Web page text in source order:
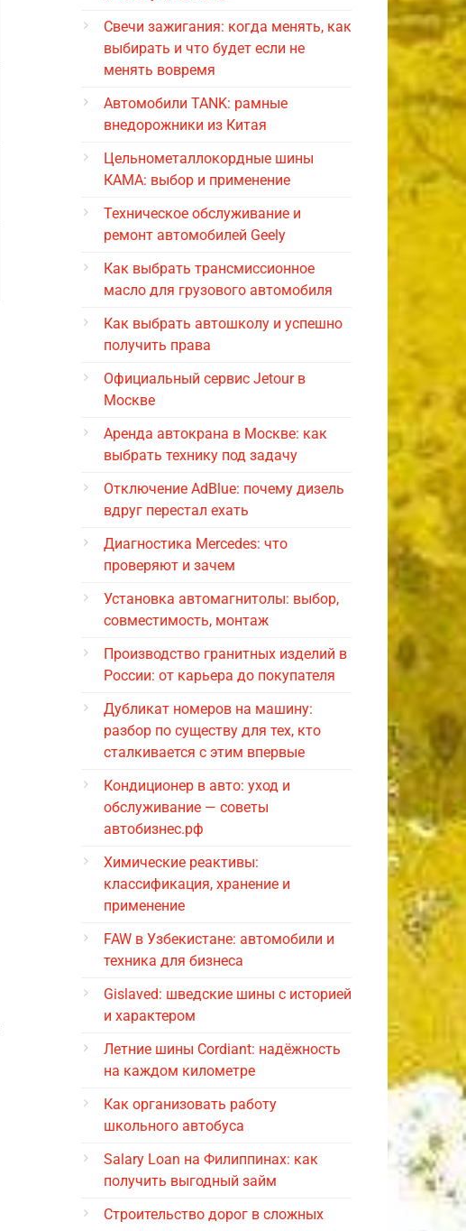
Свечи зажигания: когда менять, как
выбирать и что будет если не
менять вовремя
Автомобили TANK: рамные
внедорожники из Китая
Цельнометаллокордные шины
КАМА: выбор и применение
Техническое обслуживание и
ремонт автомобилей Geely
Как выбрать трансмиссионное
масло для грузового автомобиля
Как выбрать автошколу и успешно
получить права
Официальный сервис Jetour в
Москве
Аренда автокрана в Москве: как
выбрать технику под задачу
Отключение AdBlue: почему дизель
вдруг перестал ехать
Диагностика Mercedes: что
проверяют и зачем
Установка автомагнитолы: выбор,
совместимость, монтаж
Производство гранитных изделий в
России: от карьера до покупателя
Дубликат номеров на машину:
разбор по существу для тех, кто
сталкивается с этим впервые
Кондиционер в авто: уход и
обслуживание — советы
автобизнес.рф
Химические реактивы:
классификация, хранение и
применение
FAW в Узбекистане: автомобили и
техника для бизнеса
Gislaved: шведские шины с историей
и характером
Летние шины Cordiant: надёжность
на каждом километре
Как организовать работу
школьного автобуса
Salary Loan на Филиппинах: как
получить выгодный займ
Строительство дорог в сложных